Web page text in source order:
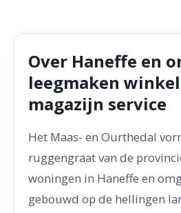
Over Haneffe en
leegmaken
magazijn service
Het Maas- en Ourthedal
ruggengraat van de
woningen in Haneffe en
gebouwd op de hellingen